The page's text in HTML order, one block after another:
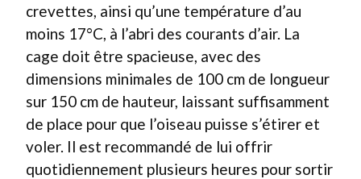
crevettes, ainsi qu’une température d’au
moins 17°C, à l’abri des courants d’air. La
cage doit être spacieuse, avec des
dimensions minimales de 100 cm de longueur
sur 150 cm de hauteur, laissant suffisamment
de place pour que l’oiseau puisse s’étirer et
voler. Il est recommandé de lui offrir
quotidiennement plusieurs heures pour sortir